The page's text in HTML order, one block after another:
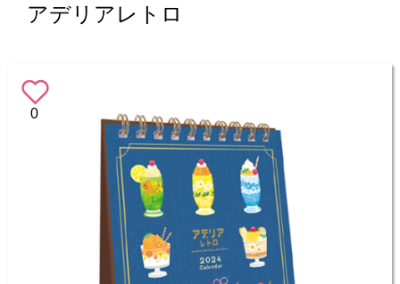
アデリアレトロ
0